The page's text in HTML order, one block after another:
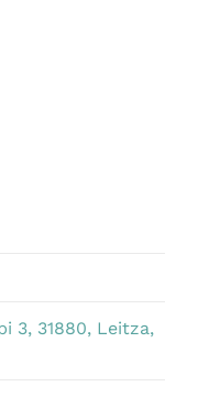
3, 31880, Leitza,